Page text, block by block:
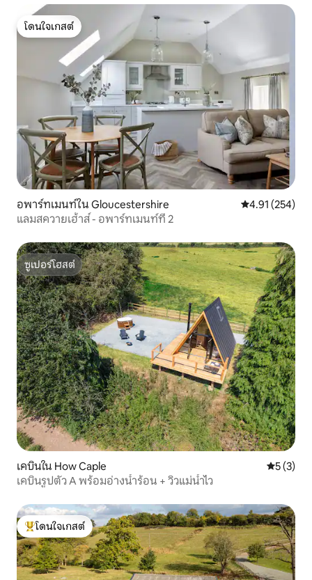
โดนใจเกสต์
โดนใจเกสต์
อพาร์ทเมนท์ใน Gloucestershire คะแนนเฉลี่ย
4.91 (254)
แลมสควายเฮ้าส์ - อพาร์ทเมนท์ที่ 2
ซูเปอร์โฮสต์
ซูเปอร์โฮสต์
เคบินใน How Caple คะแนนเฉ
5 (3)
เคบินรูปตัว A พร้อมอ่างน้ำร้อน + วิวแม่น้ำไว
โดนใจเกสต์ที่สุด
โดนใจเกสต์